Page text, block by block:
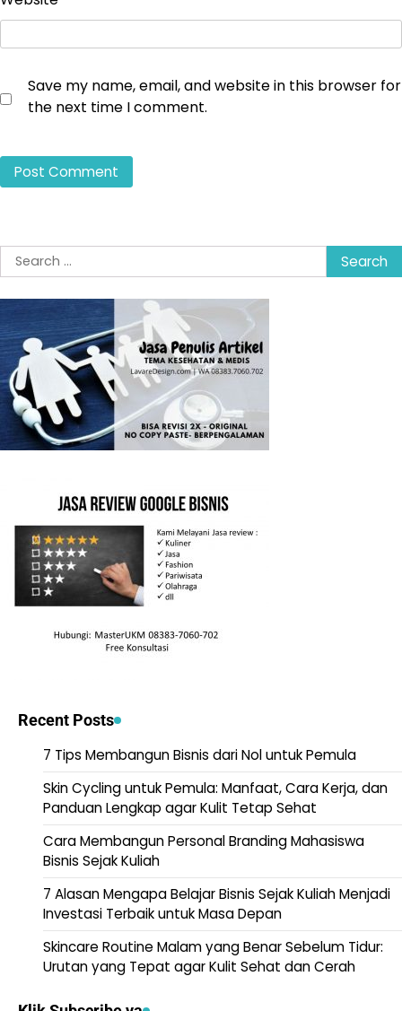
Save my name, email, and website in this browser for
the next time I comment.
Search
for:
Recent Posts
7 Tips Membangun Bisnis dari Nol untuk Pemula
Skin Cycling untuk Pemula: Manfaat, Cara Kerja, dan
Panduan Lengkap agar Kulit Tetap Sehat
Cara Membangun Personal Branding Mahasiswa
Bisnis Sejak Kuliah
7 Alasan Mengapa Belajar Bisnis Sejak Kuliah Menjadi
Investasi Terbaik untuk Masa Depan
Skincare Routine Malam yang Benar Sebelum Tidur:
Urutan yang Tepat agar Kulit Sehat dan Cerah